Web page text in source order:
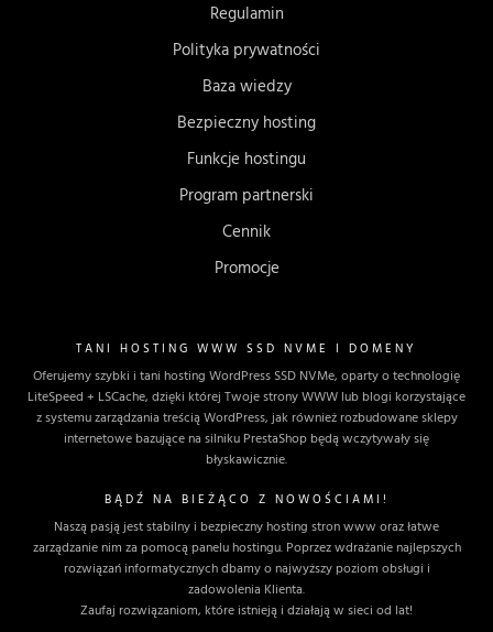
Regulamin
Polityka prywatności
Baza wiedzy
Bezpieczny hosting
Funkcje hostingu
Program partnerski
Cennik
Promocje
TANI HOSTING WWW SSD NVME I DOMENY
Oferujemy szybki i tani hosting WordPress SSD NVMe, oparty o technologię
LiteSpeed + LSCache, dzięki której Twoje strony WWW lub blogi korzystające
z systemu zarządzania treścią WordPress, jak również rozbudowane sklepy
internetowe bazujące na silniku PrestaShop będą wczytywały się
błyskawicznie.
BĄDŹ NA BIEŻĄCO Z NOWOŚCIAMI!
Naszą pasją jest stabilny i bezpieczny hosting stron www oraz łatwe
zarządzanie nim za pomocą panelu hostingu. Poprzez wdrażanie najlepszych
rozwiązań informatycznych dbamy o najwyższy poziom obsługi i
zadowolenia Klienta.
Zaufaj rozwiązaniom, które istnieją i działają w sieci od lat!